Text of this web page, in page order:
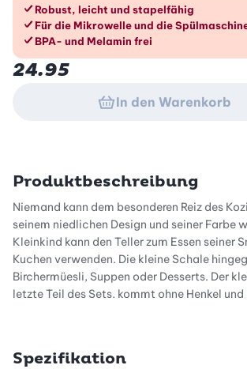
Die Vorteile im
Robust, leicht und stapelfähig
Für die Mikrowelle und die
BPA- und Melamin frei
24.95
In den Warenkorb
Produktbeschreibung
Niemand kann dem besonderen Reiz des
seinem niedlichen Design und seiner Farbe
Kleinkind kann den Teller zum Essen seiner
Kuchen verwenden. Die kleine Schale
Birchermüesli, Suppen oder Desserts. Der
letzte Teil des Sets, kommt ohne Henkel
und robust. Es kann mehrere Saltos vom
Spezifikation